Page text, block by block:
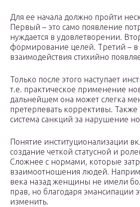
Для ее начала должно пройти
Первый – это само появление
нуждается в удовлетворении.
формирование целей. Третий – в
взаимодействия стихийно
Только после этого наступает
т.е. практическое применение
дальнейшем она может слегка
претерпевать коррективы. Также
система санкций за нарушение
Понятие институционализации
создание четкой статусной и
Сложнее с нормами, которые
взаимоотношения людей.
века назад женщины не имели
прав, но благодаря эмансипации
изменить.